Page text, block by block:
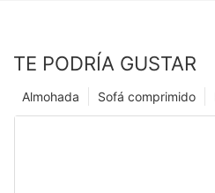
TE PODRÍA GUSTAR
Sofá comprimido
Almohada